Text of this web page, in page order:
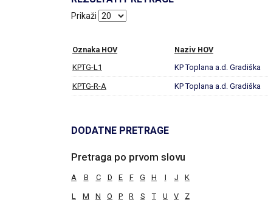
Prikaži
Oznaka HOV Naziv HOV
KPTG-L1 KP Toplana a.d. Gradiška
KPTG-R-A KP Toplana a.d. Gradiška
DODATNE PRETRAGE
Pretraga po prvom slovu
A B C D E F G H I J K
L M N O P R S T U V Z